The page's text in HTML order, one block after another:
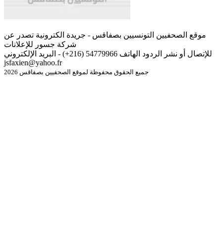
موقع الصحفيين التونسيين بصفاقس - جريدة الكترونية تصدر عن
شركة جسور للإعلانات
للإتصال أو نشر الردود الهاتف 54779966 (216+) - البريد الإلكتروني
jsfaxien@yahoo.fr
جميع الحقوق محفوظة لموقع الصحفيين بصفاقس 2026